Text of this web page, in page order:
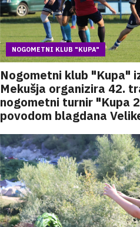
NOGOMETNI KLUB "KUPA"
Nogometni klub "Kupa"
Mekušja organizira 42.
nogometni turnir "Kupa
povodom blagdana